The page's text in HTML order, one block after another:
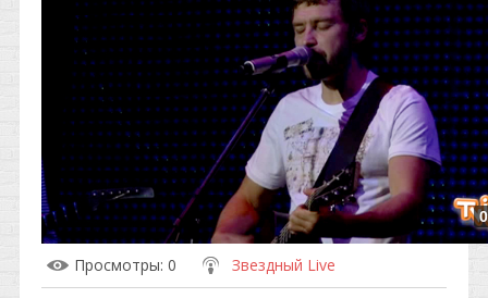
Просмотры: 0 Звездный Live